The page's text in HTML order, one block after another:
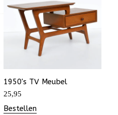
1950's TV Meubel
25,95
Bestellen